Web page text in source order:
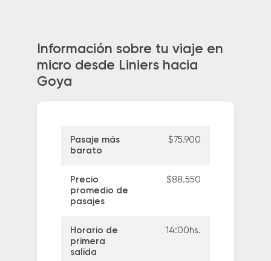
Información sobre tu viaje en
micro desde Liniers hacia
Goya
Pasaje más
barato
$75.900
Precio
promedio de
pasajes
$88.550
Horario de
primera
salida
14:00hs.